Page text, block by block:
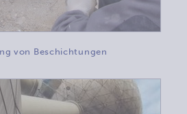
von Beschichtungen